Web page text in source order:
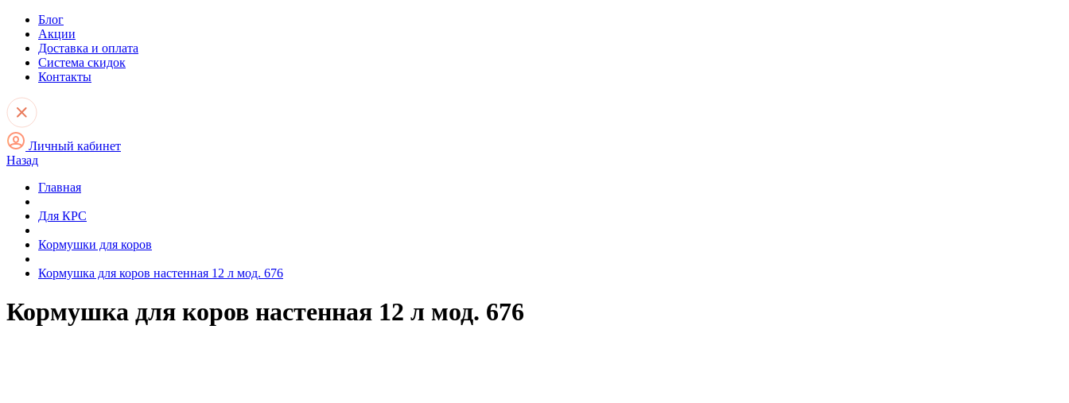
Блог
Акции
Доставка и оплата
Система скидок
Контакты
Личный кабинет
Назад
Главная
Для КРС
Кормушки для коров
Кормушка для коров настенная 12 л мод. 676
Кормушка для коров настенная 12 л мод. 676